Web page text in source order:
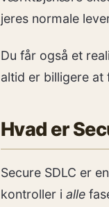
jeres normale
Du får også et
altid er billigere at
Hvad er
Secure SDLC er
kontroller i alle